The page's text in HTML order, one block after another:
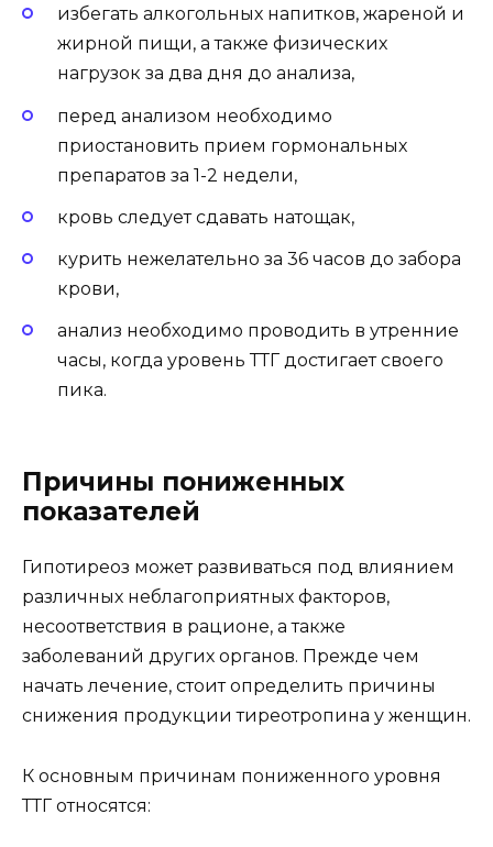
избегать алкогольных напитков, жареной и
жирной пищи, а также физических
нагрузок за два дня до анализа,
перед анализом необходимо
приостановить прием гормональных
препаратов за 1-2 недели,
кровь следует сдавать натощак,
курить нежелательно за 36 часов до забора
крови,
анализ необходимо проводить в утренние
часы, когда уровень ТТГ достигает своего
пика.
Причины пониженных
показателей
Гипотиреоз может развиваться под влиянием
различных неблагоприятных факторов,
несоответствия в рационе, а также
заболеваний других органов. Прежде чем
начать лечение, стоит определить причины
снижения продукции тиреотропина у женщин.
К основным причинам пониженного уровня
ТТГ относятся: